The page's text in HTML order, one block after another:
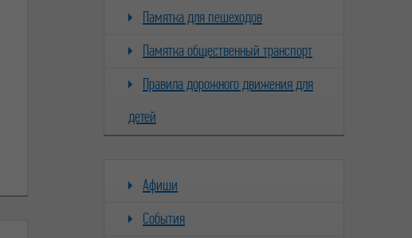
Памятка для пешеходов
Памятка общественный транспорт
Правила дорожного движения для
детей
Афиши
События